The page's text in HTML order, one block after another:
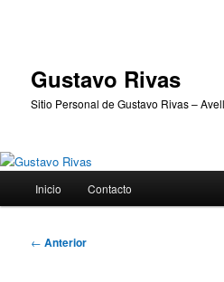
Gustavo Rivas
Sitio Personal de Gustavo Rivas –
principal
Inicio Contacto
Navegación
← Anterior